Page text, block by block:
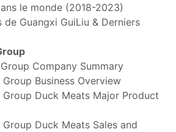
le monde (2018-2023)
de Guangxi GuiLiu & Derniers
Company Summary
Business Overview
Group Duck Meats Major Product
Duck Meats Sales and